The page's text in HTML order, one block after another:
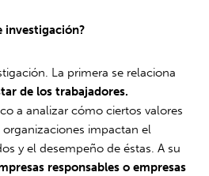
investigación?
La primera se relaciona
de los trabajadores.
a analizar cómo ciertos valores
impactan el
y el desempeño de éstas. A su
responsables o empresas